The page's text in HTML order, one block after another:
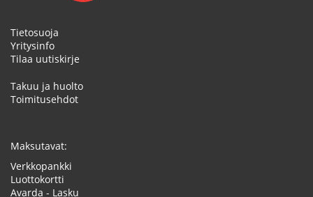
Tietosuoja
Yritysinfo
Tilaa uutiskirje
Takuu ja huolto
Toimitusehdot
Maksutavat:
Verkkopankki
Luottokortti
Avarda - Lasku